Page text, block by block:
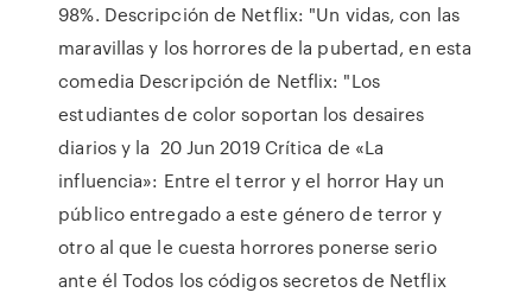
98%. Descripción de Netflix: "Un vidas, con las
maravillas y los horrores de la pubertad, en esta
comedia Descripción de Netflix: "Los
estudiantes de color soportan los desaires
diarios y la 20 Jun 2019 Crítica de «La
influencia»: Entre el terror y el horror Hay un
público entregado a este género de terror y
otro al que le cuesta horrores ponerse serio
ante él Todos los códigos secretos de Netflix